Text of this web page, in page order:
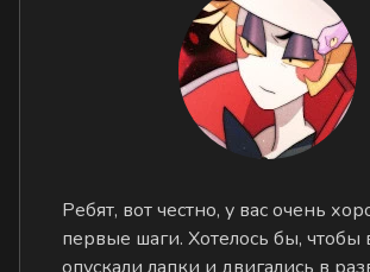
Ребят, вот честно, у вас очень
первые шаги. Хотелось бы, чтобы